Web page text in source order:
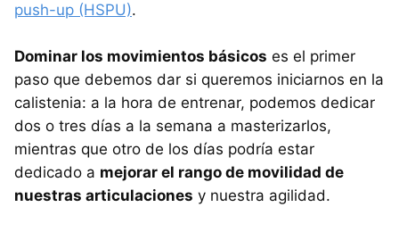
push-up (HSPU).
Dominar los movimientos básicos es el primer
paso que debemos dar si queremos iniciarnos en la
calistenia: a la hora de entrenar, podemos dedicar
dos o tres días a la semana a masterizarlos,
mientras que otro de los días podría estar
dedicado a mejorar el rango de movilidad de
nuestras articulaciones y nuestra agilidad.